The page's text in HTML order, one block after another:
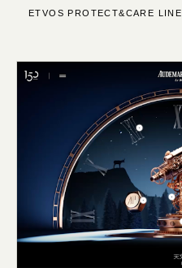
ETVOS PROTECT&CARE LINE